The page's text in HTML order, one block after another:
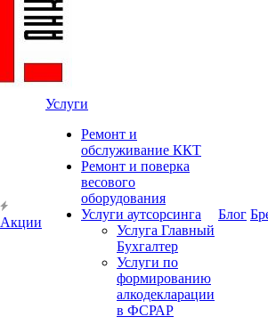
Акции
Услуги
Ремонт и
обслуживание ККТ
Ремонт и поверка
весового
оборудования
Услуги аутсорсинга
Услуга Главный
Бухгалтер
Услуги по
формированию
алкодекларации
в ФСРАР
Блог